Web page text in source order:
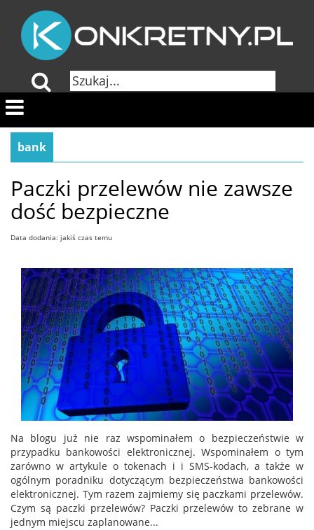
bank
Paczki przelewów nie zawsze
dość bezpieczne
Data dodania: jakiś czas temu
Na blogu już nie raz wspominałem o bezpieczeństwie w
przypadku bankowości elektronicznej. Wspominałem o tym
zarówno w artykule o tokenach i i SMS-kodach, a także w
ogólnym poradniku dotyczącym bezpieczeństwa bankowości
elektronicznej. Tym razem zajmiemy się paczkami przelewów.
Czym są paczki przelewów? Paczki przelewów to zebrane w
jednym miejscu zaplanowane...